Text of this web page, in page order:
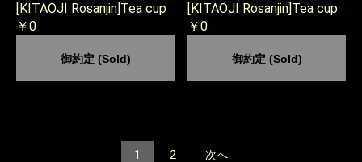
[KITAOJI Rosanjin]Tea cup
￥0
御約定 (Sold)
[KITAOJI Rosanjin]Tea cup
￥0
御約定 (Sold)
1 2 次へ